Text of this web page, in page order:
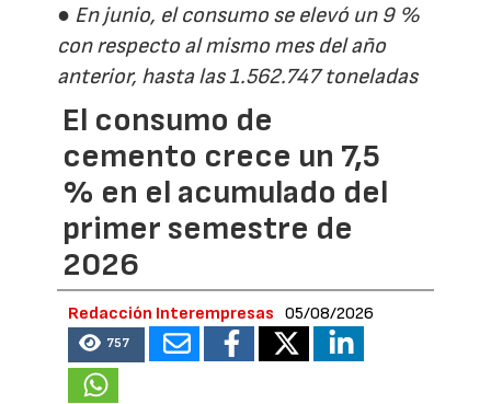
● En junio, el consumo se elevó un 9 %
con respecto al mismo mes del año
anterior, hasta las 1.562.747 toneladas
El consumo de
cemento crece un 7,5
% en el acumulado del
primer semestre de
2026
Redacción Interempresas 05/08/2026
757